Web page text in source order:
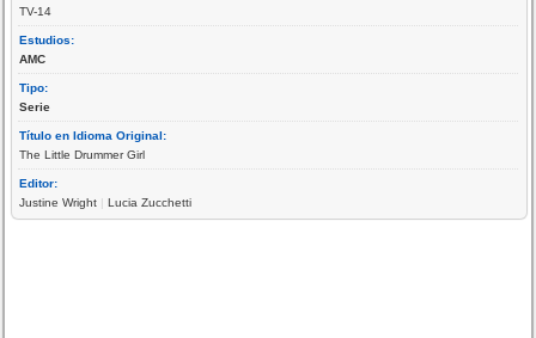
TV-14
Estudios:
AMC
Tipo:
Serie
Título en Idioma Original:
The Little Drummer Girl
Editor:
Justine Wright |Lucia Zucchetti